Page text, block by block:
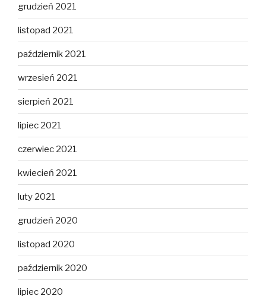
grudzień 2021
listopad 2021
październik 2021
wrzesień 2021
sierpień 2021
lipiec 2021
czerwiec 2021
kwiecień 2021
luty 2021
grudzień 2020
listopad 2020
październik 2020
lipiec 2020